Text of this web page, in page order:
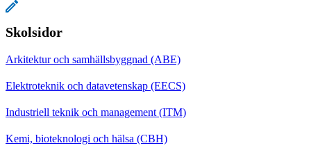
Skolsidor
Arkitektur och samhällsbyggnad (ABE)
Elektroteknik och datavetenskap (EECS)
Industriell teknik och management (ITM)
Kemi, bioteknologi och hälsa (CBH)